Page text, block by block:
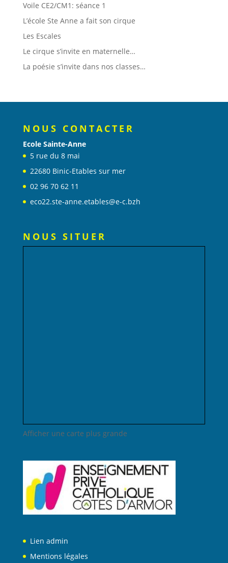
Voile CE2/CM1: séance 1
L’école Ste Anne a fait son cirque
Les Escales
Le cirque s’invite en maternelle…
La poésie s’invite dans nos classes…
NOUS CONTACTER
Ecole Sainte-Anne
5 rue du 8 mai
22680 Binic-Etables sur mer
02 96 70 62 11
eco22.ste-anne.etables@e-c.bzh
NOUS SITUER
Afficher une carte plus grande
Lien admin
Mentions légales